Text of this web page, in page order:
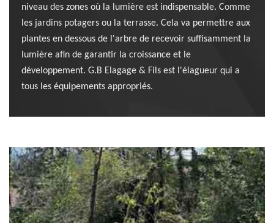
niveau des zones où la lumière est indispensable. Comme
les jardins potagers ou la terrasse. Cela va permettre aux
plantes en dessous de l'arbre de recevoir suffisamment la
lumière afin de garantir la croissance et le
développement. G.B Elagage & Fils est l'élagueur qui a
tous les équipements appropriés.